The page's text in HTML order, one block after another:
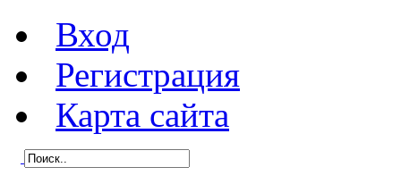
Вход
Регистрация
Карта сайта